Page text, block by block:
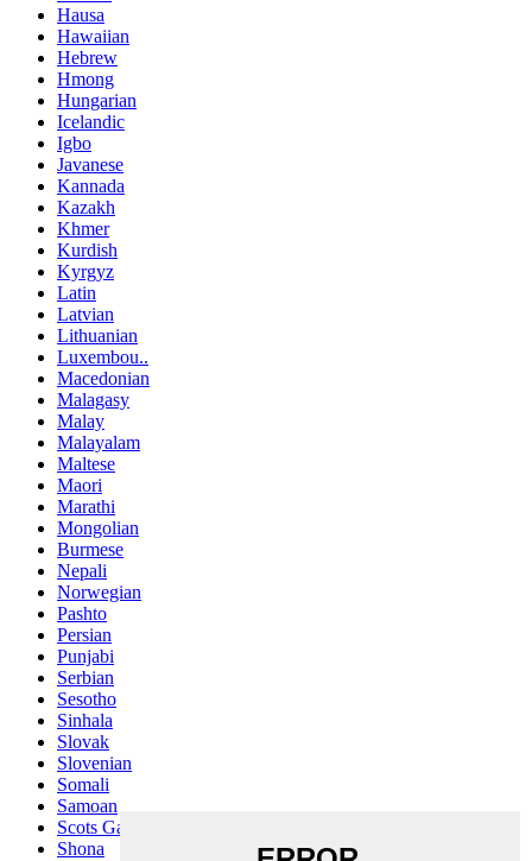
Hausa
Hawaiian
Hebrew
Hmong
Hungarian
Icelandic
Igbo
Javanese
Kannada
Kazakh
Khmer
Kurdish
Kyrgyz
Latin
Latvian
Lithuanian
Luxembou..
Macedonian
Malagasy
Malay
Malayalam
Maltese
Maori
Marathi
Mongolian
Burmese
Nepali
Norwegian
Pashto
Persian
Punjabi
Serbian
Sesotho
Sinhala
Slovak
Slovenian
Somali
Samoan
Scots Gaelic
Shona